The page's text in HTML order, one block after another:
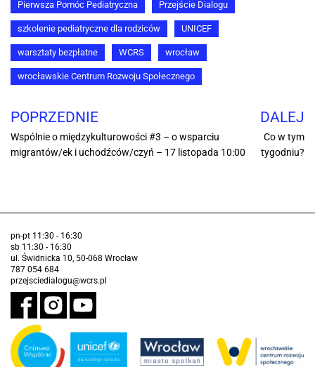
Pierwsza Pomóc Pediatryczna Przejście Dialogu
szkolenie pediatryczne dla rodziców UNICEF
warsztaty bezpłatne WCRS wrocław
wrocławskie Centrum Rozwoju Społecznego
POPRZEDNIE
Wspólnie o międzykulturowości #3 – o wsparciu
migrantów/ek i uchodźców/czyń – 17 listopada 10:00
DALEJ
Co w tym
tygodniu?
pn-pt 11:30 - 16:30
sb 11:30 - 16:30
ul. Świdnicka 10, 50-068 Wrocław
787 054 684
przejsciedialogu@wcrs.pl